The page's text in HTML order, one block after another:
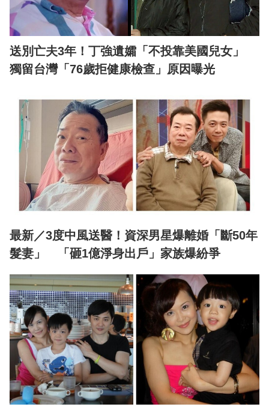
送別亡夫3年！丁強遺孀「不投靠美國兒女」
獨留台灣「76歲拒健康檢查」原因曝光
最新／3度中風送醫！資深男星爆離婚「斷50年
髮妻」 「砸1億淨身出戶」家族爆紛爭